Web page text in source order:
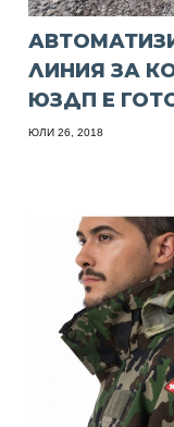
ЛИНИЯ ЗА
ЮЗДП Е
ЮЛИ 26, 2018